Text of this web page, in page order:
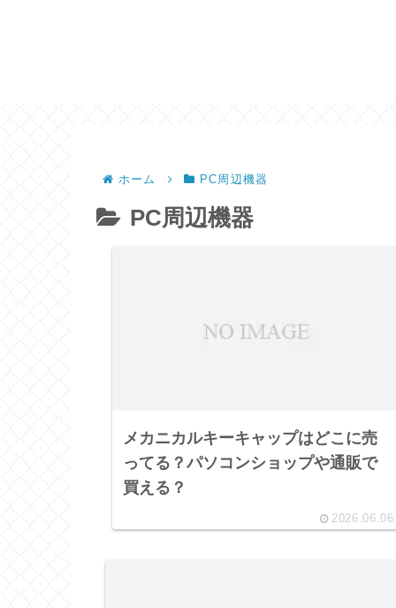
ホーム PC周辺機器
PC周辺機器
メカニカルキーキャップはどこに売
ってる？パソコンショップや通販で
買える？
2026.06.06